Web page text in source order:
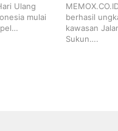
Ulang
mulai
berhasil
kawasan
Sukun….